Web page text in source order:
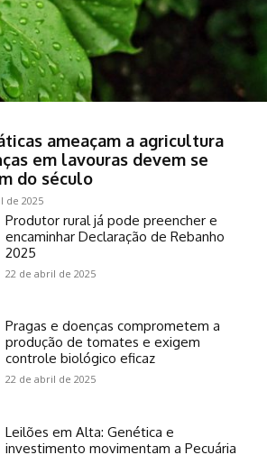
ameaçam a agricultura
em lavouras devem se
do século
de 2025
Produtor rural já pode preencher e
encaminhar Declaração de Rebanho
2025
22 de abril de 2025
Pragas e doenças comprometem a
produção de tomates e exigem
controle biológico eficaz
22 de abril de 2025
Leilões em Alta: Genética e
investimento movimentam a Pecuária